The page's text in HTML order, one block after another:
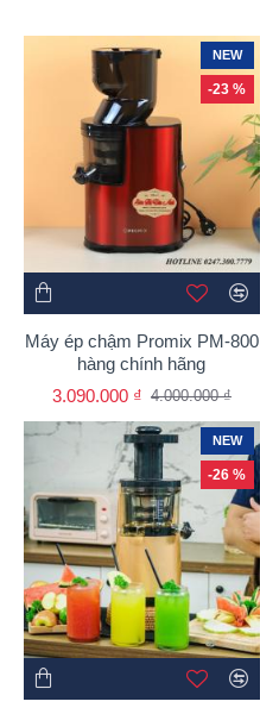
NEW
-23 %
Máy ép chậm Promix PM-800
hàng chính hãng
3.090.000 ₫ 4.000.000 ₫
NEW
-26 %